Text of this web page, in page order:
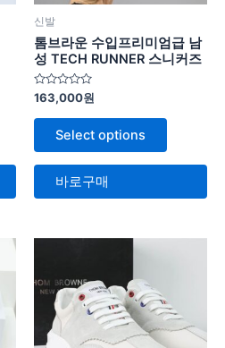
신발
톰브라운 수입프리미엄급 남
성 TECH RUNNER 스니커즈
5
중
에
로
가
163,000원
Select options
바로구매